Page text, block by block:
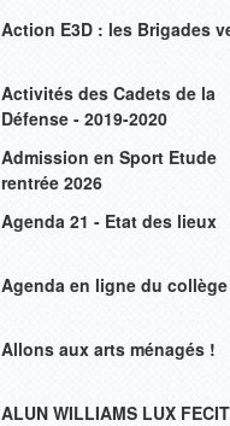
Action E3D : les Brigades
Activités des Cadets de la
Défense - 2019-2020
Admission en Sport Etude
rentrée 2026
Agenda 21 - Etat des lieux
Agenda en ligne du collège
Allons aux arts ménagés !
ALUN WILLIAMS LUX FECIT